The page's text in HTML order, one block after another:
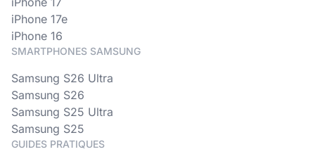
iPhone 17e
iPhone 16
SMARTPHONES SAMSUNG
Samsung S26 Ultra
Samsung S26
Samsung S25 Ultra
Samsung S25
GUIDES PRATIQUES